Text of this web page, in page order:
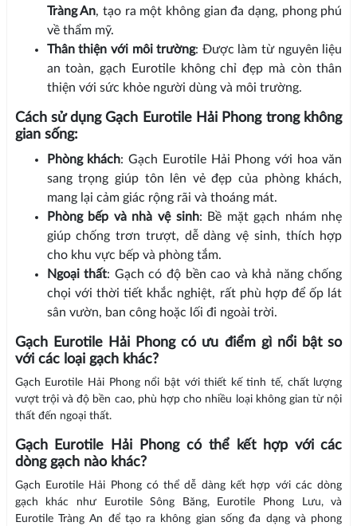
Tràng An, tạo ra một không gian đa dạng, phong phú
về thẩm mỹ.
Thân thiện với môi trường: Được làm từ nguyên liệu
an toàn, gạch Eurotile không chỉ đẹp mà còn thân
thiện với sức khỏe người dùng và môi trường.
Cách sử dụng Gạch Eurotile Hải Phong trong không
gian sống:
Phòng khách: Gạch Eurotile Hải Phong với hoa văn
sang trọng giúp tôn lên vẻ đẹp của phòng khách,
mang lại cảm giác rộng rãi và thoáng mát.
Phòng bếp và nhà vệ sinh: Bề mặt gạch nhám nhẹ
giúp chống trơn trượt, dễ dàng vệ sinh, thích hợp
cho khu vực bếp và phòng tắm.
Ngoại thất: Gạch có độ bền cao và khả năng chống
chọi với thời tiết khắc nghiệt, rất phù hợp để ốp lát
sân vườn, ban công hoặc lối đi ngoài trời.
Gạch Eurotile Hải Phong có ưu điểm gì nổi bật so
với các loại gạch khác?
Gạch Eurotile Hải Phong nổi bật với thiết kế tinh tế, chất lượng
vượt trội và độ bền cao, phù hợp cho nhiều loại không gian từ nội
thất đến ngoại thất.
Gạch Eurotile Hải Phong có thể kết hợp với các
dòng gạch nào khác?
Gạch Eurotile Hải Phong có thể dễ dàng kết hợp với các dòng
gạch khác như Eurotile Sông Băng, Eurotile Phong Lưu, và
Eurotile Tràng An để tạo ra không gian sống đa dạng và phong